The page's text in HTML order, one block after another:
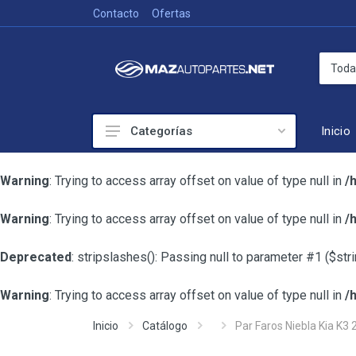
Contacto Ofertas
Frenado
Iluminación
Categorías Inicio
Warning: Trying to access array offset on value of type null in /
Warning: Trying to access array offset on value of type null in /
Deprecated: stripslashes(): Passing null to parameter #1
Warning: Trying to access array offset on value of type null in /
Inicio Catálogo Par Faros Niebla Kia